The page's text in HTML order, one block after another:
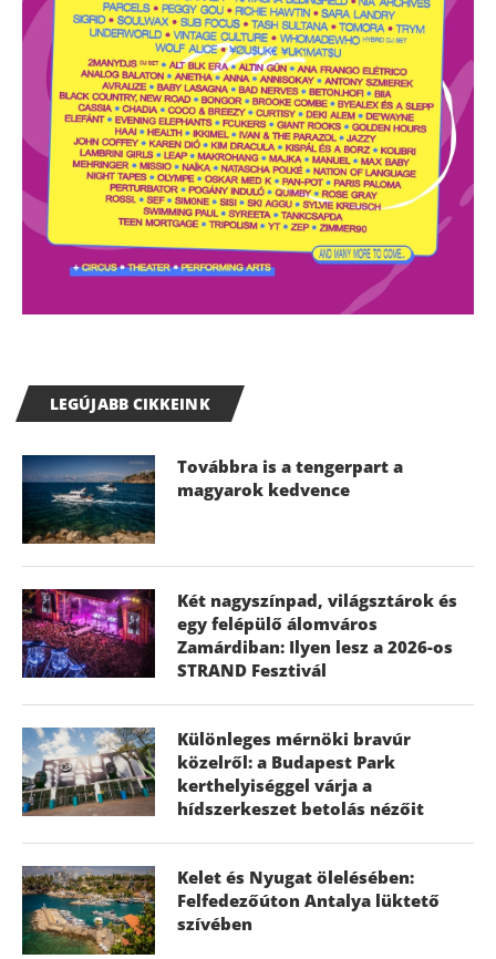
LEGÚJABB CIKKEINK
Továbbra is a tengerpart a
magyarok kedvence
Két nagyszínpad, világsztárok és
egy felépülő álomváros
Zamárdiban: Ilyen lesz a 2026-os
STRAND Fesztivál
Különleges mérnöki bravúr
közelről: a Budapest Park
kerthelyiséggel várja a
hídszerkeszet betolás nézőit
Kelet és Nyugat ölelésében:
Felfedezőúton Antalya lüktető
szívében